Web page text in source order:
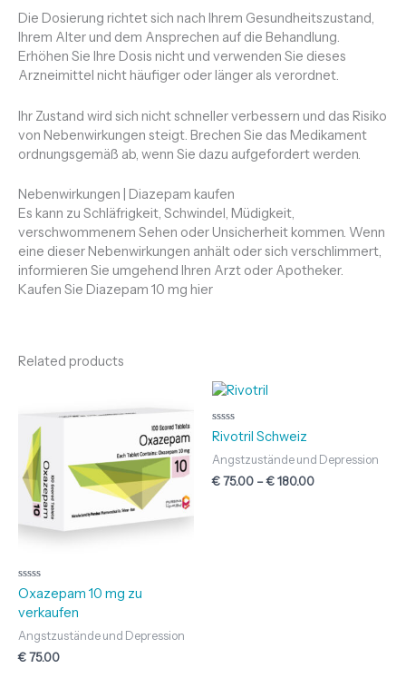
Die Dosierung richtet sich nach Ihrem Gesundheitszustand,
Ihrem Alter und dem Ansprechen auf die Behandlung.
Erhöhen Sie Ihre Dosis nicht und verwenden Sie dieses
Arzneimittel nicht häufiger oder länger als verordnet.
Ihr Zustand wird sich nicht schneller verbessern und das Risiko
von Nebenwirkungen steigt. Brechen Sie das Medikament
ordnungsgemäß ab, wenn Sie dazu aufgefordert werden.
Nebenwirkungen | Diazepam kaufen
Es kann zu Schläfrigkeit, Schwindel, Müdigkeit,
verschwommenem Sehen oder Unsicherheit kommen. Wenn
eine dieser Nebenwirkungen anhält oder sich verschlimmert,
informieren Sie umgehend Ihren Arzt oder Apotheker.
Kaufen Sie Diazepam 10 mg hier
Related products
Rated
0
out
5
Oxazepam 10 mg zu
verkaufen
Angstzustände und Depression
€75.00
Rated
0
out
of
5
Rivotril Schweiz
Angstzustände und Depression
€75.00 –€180.00